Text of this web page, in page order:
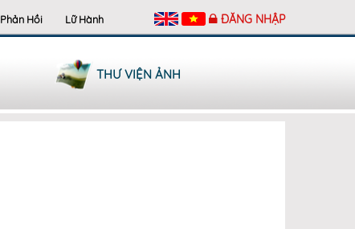
Phản Hồi Lữ Hành ĐĂNG NHẬP
THƯ VIỆN ẢNH